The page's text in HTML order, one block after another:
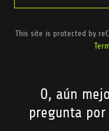
This site is protected by
O, aún
pregunta